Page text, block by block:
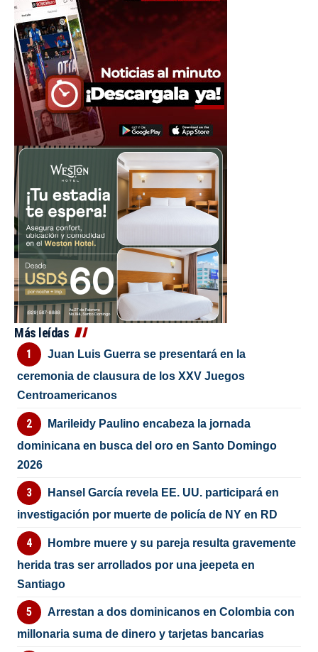
Más leídas
Juan Luis Guerra se presentará en la
ceremonia de clausura de los XXV Juegos
Centroamericanos
Marileidy Paulino encabeza la jornada
dominicana en busca del oro en Santo Domingo
2026
Hansel García revela EE. UU. participará en
investigación por muerte de policía de NY en RD
Hombre muere y su pareja resulta gravemente
herida tras ser arrollados por una jeepeta en
Santiago
Arrestan a dos dominicanos en Colombia con
millonaria suma de dinero y tarjetas bancarias